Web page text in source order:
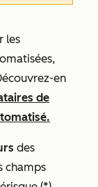
les
en
de
des
champs